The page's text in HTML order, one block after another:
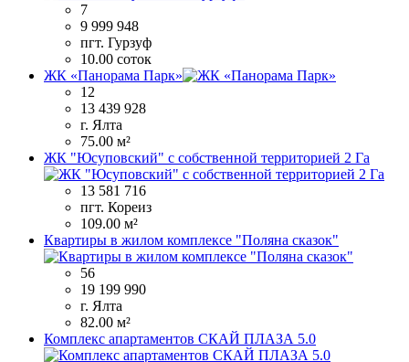
7
9 999 948
пгт. Гурзуф
10.00 соток
ЖК «Панорама Парк»
12
13 439 928
г. Ялта
75.00 м²
ЖК "Юсуповский" с собственной территорией 2 Га
13 581 716
пгт. Кореиз
109.00 м²
Квартиры в жилом комплексе "Поляна сказок"
56
19 199 990
г. Ялта
82.00 м²
Комплекс апартаментов СКАЙ ПЛАЗА 5.0